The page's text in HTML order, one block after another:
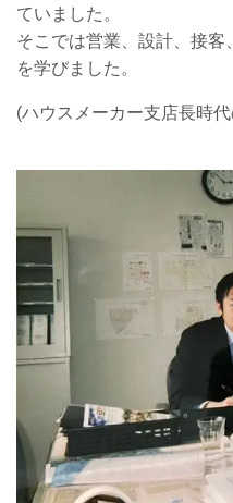
ていました。
そこでは営業、設計、接客
を学びました。
(ハウスメーカー支店長時